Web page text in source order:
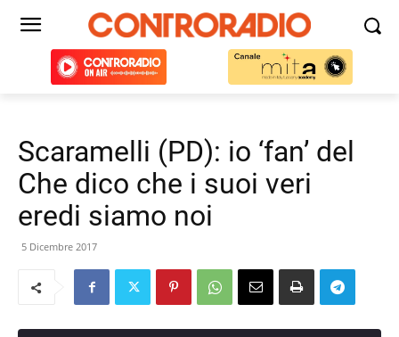
Scaramelli (PD): io ‘fan’ del
Che dico che i suoi veri
eredi siamo noi
5 Dicembre 2017